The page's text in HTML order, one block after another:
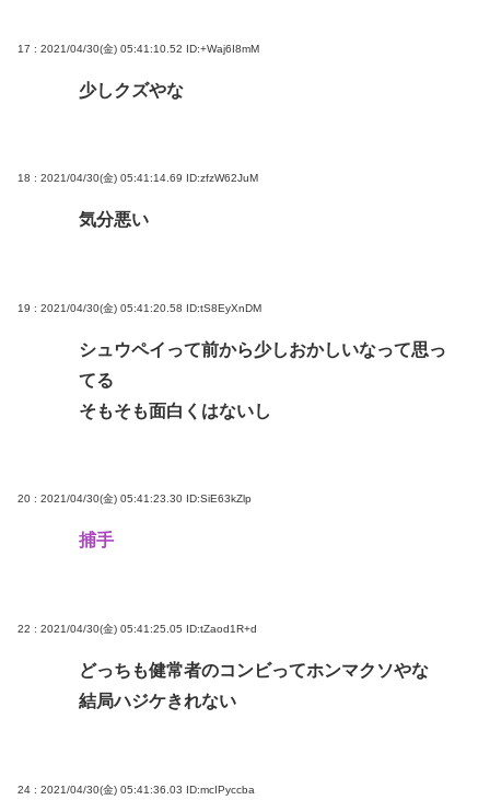
17 : 2021/04/30(金) 05:41:10.52 ID:+Waj6I8mM
少しクズやな
18 : 2021/04/30(金) 05:41:14.69 ID:zfzW62JuM
気分悪い
19 : 2021/04/30(金) 05:41:20.58 ID:tS8EyXnDM
シュウペイって前から少しおかしいなって思っ
てる
そもそも面白くはないし
20 : 2021/04/30(金) 05:41:23.30 ID:SiE63kZlp
捕手
22 : 2021/04/30(金) 05:41:25.05 ID:tZaod1R+d
どっちも健常者のコンビってホンマクソやな
結局ハジケきれない
24 : 2021/04/30(金) 05:41:36.03 ID:mcIPyccba